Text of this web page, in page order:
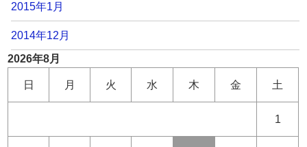
2015年1月
2014年12月
2026年8月
日 月 火 水 木 金 土
1